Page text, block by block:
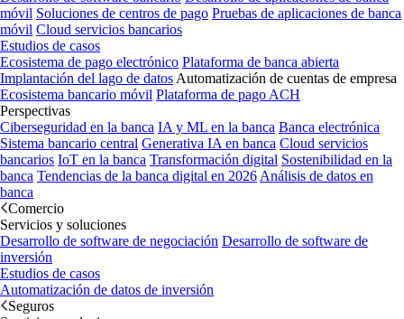
móvil Soluciones de centros de pago Pruebas de aplicaciones de banca
móvil Cloud servicios bancarios
Estudios de casos
Ecosistema de pago electrónico Plataforma de banca abierta
Implantación del lago de datos Automatización de cuentas de empresa
Ecosistema bancario móvil Plataforma de pago ACH
Perspectivas
Ciberseguridad en la banca IA y ML en la banca Banca electrónica
Sistema bancario central Generativa IA en banca Cloud servicios
bancarios IoT en la banca Transformación digital Sostenibilidad en la
banca Tendencias de la banca digital en 2026 Análisis de datos en
banca
Comercio
Servicios y soluciones
Desarrollo de software de negociación Desarrollo de software de
inversión
Estudios de casos
Automatización de datos de inversión
Seguros